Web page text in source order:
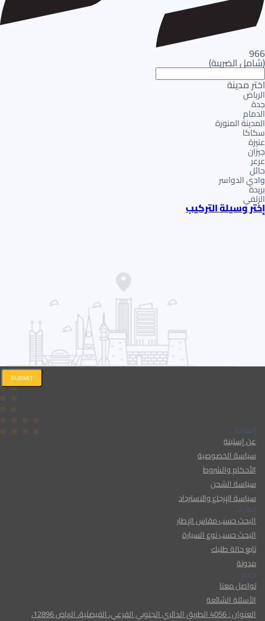
966
(شامل الضريبة)
اختر مدينة
الرياض
جدة
الدمام
المدينة المنورة
سكاكا
عنيزة
جيزان
عرعر
حائل
وادي الدواسر
بريدة
الزلفي
إختر وسيلة التركيب
إستبنة
عن إستبنة
سياسة الخصوصية
الأحكام والشروط
سياسة الشحن
سياسة الإرجاع والاسترداد
إطارات
البحث حسب مقاس الإطار
البحث حسب نوع السيارة
تابع حالة طلبك
مدونة
دعم
تواصل معنا
الأسئلة الشائعة
العنوان : 4056 الطريق الدائري الجنوبي الفرعي، الفيصلية، الرياض 12896،
SUBMIT